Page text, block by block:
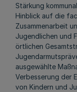
Stärkung
Hinblick auf die
Zusammenarbeit
Jugendlichen und
örtlichen
ausgewählte
Verbesserung der
von Kindern und